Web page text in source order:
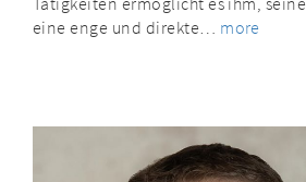
eine enge und direkte… more